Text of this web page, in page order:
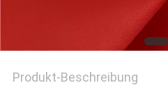
Produkt-Beschreibung